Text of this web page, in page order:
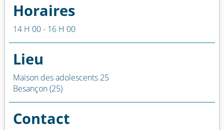
Horaires
14 H 00 - 16 H 00
Lieu
Maison des adolescents 25
Besançon (25)
Contact